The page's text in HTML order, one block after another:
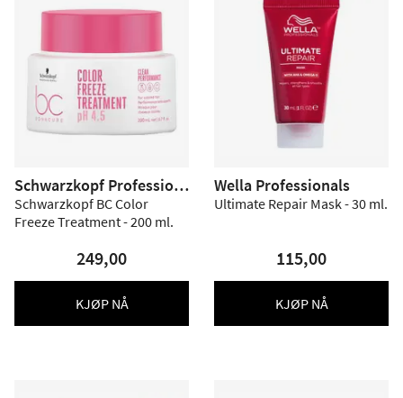
Schwarzkopf Profession
al
Schwarzkopf BC Color
Freeze Treatment - 200 ml.
249,00
KJØP NÅ
Wella Professionals
Ultimate Repair Mask - 30 ml.
115,00
KJØP NÅ